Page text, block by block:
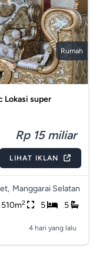
Rumah
Lokasi super
Rp 15 miliar
LIHAT IKLAN
Manggarai Selatan
510m2 5 5
4 hari yang lalu